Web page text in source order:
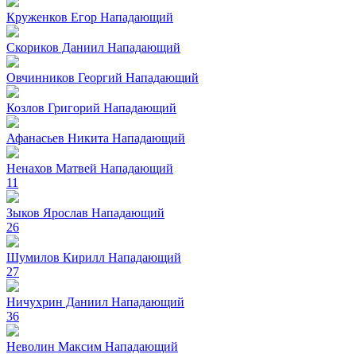
Круженков Егор Нападающий
Скориков Даниил Нападающий
Овчинников Георгий Нападающий
Козлов Григорий Нападающий
Афанасьев Никита Нападающий
Ненахов Матвей Нападающий
11
Зыков Ярослав Нападающий
26
Шумилов Кирилл Нападающий
27
Ничухрин Даниил Нападающий
36
Неволин Максим Нападающий